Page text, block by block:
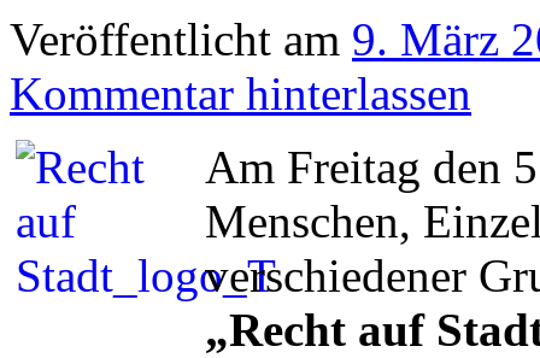
Veröffentlicht am 9. März
Kommentar hinterlassen
Am Freitag den
Menschen,
verschiedener
„Recht auf